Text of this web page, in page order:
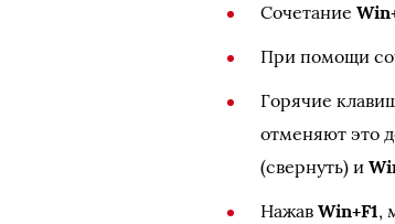
Сочетание
При помощи
Горячие
отменяют это
(свернуть) и
НажавWin+F1,